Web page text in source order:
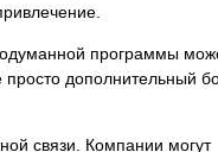
программы
дополнительный
связи. Компании могут